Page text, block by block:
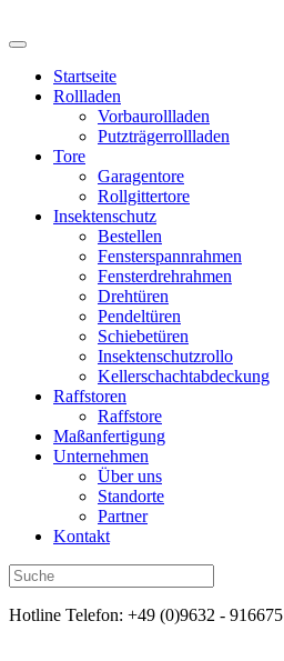
Startseite
Rollladen
Vorbaurollladen
Putzträgerrollladen
Tore
Garagentore
Rollgittertore
Insektenschutz
Bestellen
Fensterspannrahmen
Fensterdrehrahmen
Drehtüren
Pendeltüren
Schiebetüren
Insektenschutzrollo
Kellerschachtabdeckung
Raffstoren
Raffstore
Maßanfertigung
Unternehmen
Über uns
Standorte
Partner
Kontakt
Hotline Telefon: +49 (0)9632 - 916675